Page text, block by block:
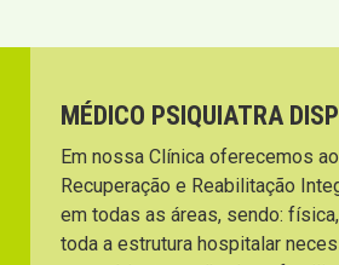
MÉDICO PSIQUIATRA
Em nossa Clínica oferecemos
Recuperação e Reabilitação
em todas as áreas, sendo:
toda a estrutura hospitalar